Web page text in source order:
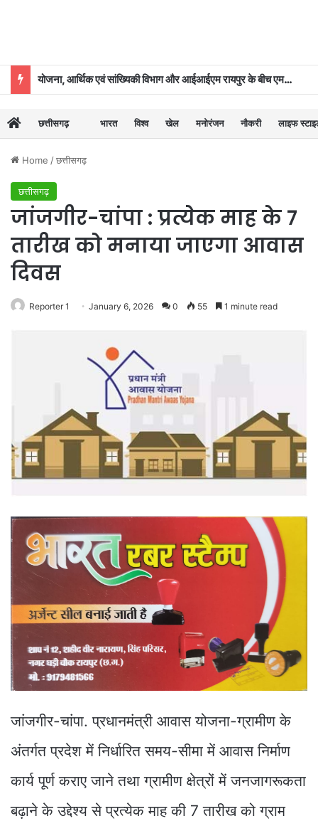
योजना, आर्थिक एवं सांख्यिकी विभाग और आईआईएम रायपुर के बीच एमओयू
छत्तीसगढ़ भारत विश्व खेल मनोरंजन नौकरी लाइफ
Home /छत्तीसगढ़
छत्तीसगढ़
जांजगीर-चांपा : प्रत्येक माह के 7
तारीख को मनाया जाएगा आवास
दिवस
Reporter 1 January 6, 2026 0 55 1 minute read
जांजगीर-चांपा. प्रधानमंत्री आवास योजना-ग्रामीण के
अंतर्गत प्रदेश में निर्धारित समय-सीमा में आवास निर्माण
कार्य पूर्ण कराए जाने तथा ग्रामीण क्षेत्रों में जनजागरूकता
बढ़ाने के उद्देश्य से प्रत्येक माह की 7 तारीख को ग्राम